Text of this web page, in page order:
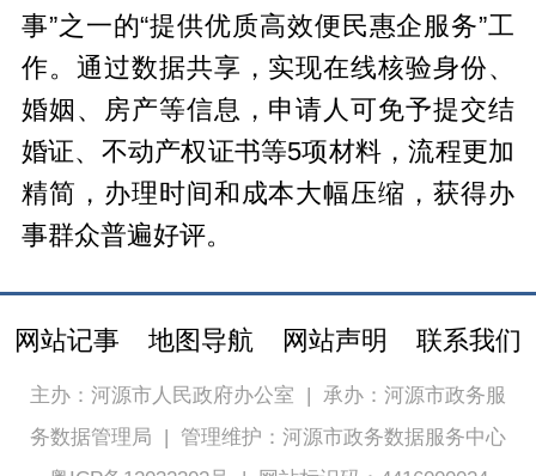
事”之一的“提供优质高效便民惠企服务”工
作。通过数据共享，实现在线核验身份、
婚姻、房产等信息，申请人可免予提交结
婚证、不动产权证书等5项材料，流程更加
精简，办理时间和成本大幅压缩，获得办
事群众普遍好评。
网站记事 地图导航 网站声明 联系我们
主办：河源市人民政府办公室 | 承办：河源市政务服
务数据管理局 | 管理维护：河源市政务数据服务中心